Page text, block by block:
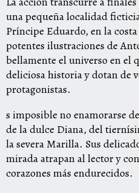
una pequeña localidad
Príncipe Eduardo, en la
potentes ilustraciones de
bellamente el universo en el
deliciosa historia y dotan de
protagonistas.
s imposible no enamorarse
de la dulce Diana, del
la severa Marilla. Sus
mirada atrapan al lector y
corazones más endurecidos.